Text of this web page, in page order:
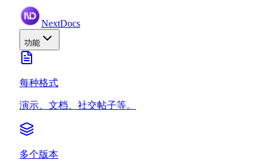
NextDocs
功能
每种格式
演示、文档、社交帖子等。
多个版本